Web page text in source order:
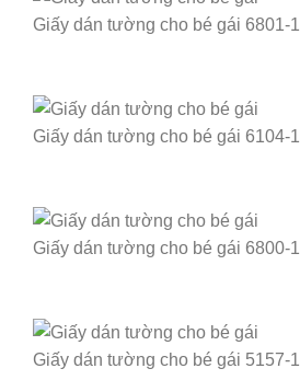
Giấy dán tường cho bé gái 6801-
Giấy dán tường cho bé gái 6104-
Giấy dán tường cho bé gái 6800-
Giấy dán tường cho bé gái 5157-1